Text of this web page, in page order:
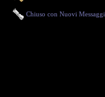
Chiuso con Nuovi Messaggi